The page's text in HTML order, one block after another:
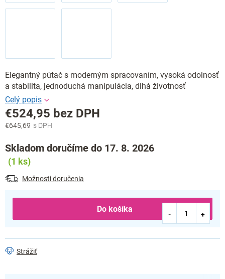
Elegantný pútač s moderným spracovaním, vysoká odolnosť
a stabilita, jednoduchá manipulácia, dlhá životnosť
€645,69
€524,95 bez DPH
Jednotková
Skladom doručíme do 17. 8. 2026
(1 ks)
Možnosti doručenia
Do košíka
Strážiť